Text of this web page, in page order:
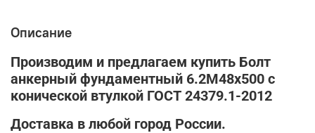
Описание
Производим и предлагаем купить Болт
анкерный фундаментный 6.2М48х500 с
конической втулкой ГОСТ 24379.1-2012
Доставка в любой город России.